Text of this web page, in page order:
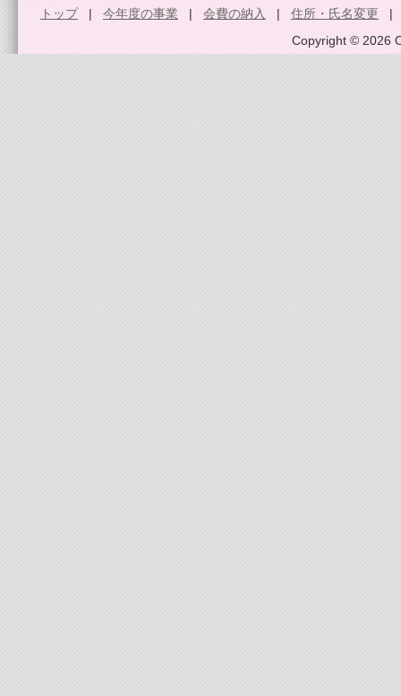
トップ| 今年度の事業 | 会費の納入 | 住所・氏名変更
Copyright © 2026